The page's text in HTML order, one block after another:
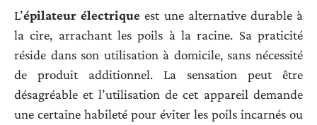
L’épilateur électrique est une alternative durable à
la cire, arrachant les poils à la racine. Sa praticité
réside dans son utilisation à domicile, sans nécessité
de produit additionnel. La sensation peut être
désagréable et l’utilisation de cet appareil demande
une certaine habileté pour éviter les poils incarnés ou